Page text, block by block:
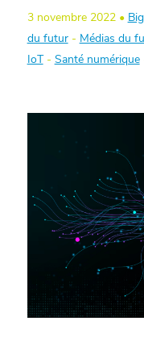
3 novembre 2022 •
du futur- Médias du
IoT- Santé numérique